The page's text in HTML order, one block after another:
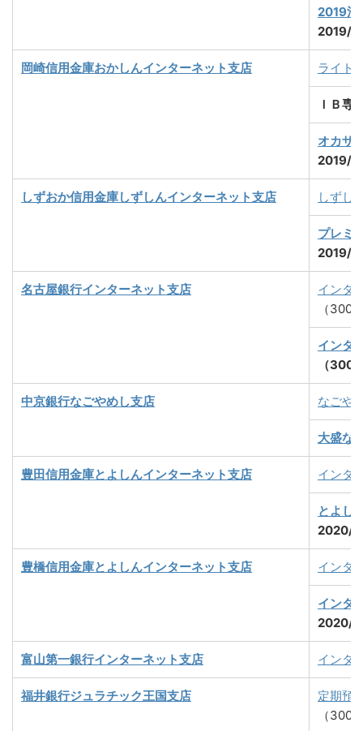
2019清
2019/
岡崎信用金庫おかしんインターネット支店 ライト
ＩＢ専
オカザ
2019/
しずおか信用金庫しずしんインターネット支店 しずし
プレミ
2019/
名古屋銀行インターネット支店
インタ
（300
インタ
（300
中京銀行なごやめし支店 なごや
大盛な
豊田信用金庫とよしんインターネット支店 インタ
とよし
2020/
豊橋信用金庫とよしんインターネット支店 インタ
インタ
2020/
富山第一銀行インターネット支店 インタ
福井銀行ジュラチック王国支店
定期預
（300